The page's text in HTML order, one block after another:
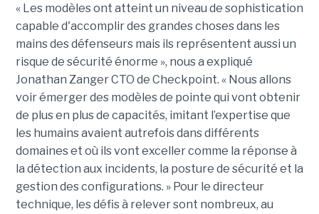
« Les modèles ont atteint un niveau de sophistication
capable d'accomplir des grandes choses dans les
mains des défenseurs mais ils représentent aussi un
risque de sécurité énorme », nous a expliqué
Jonathan Zanger CTO de Checkpoint. « Nous allons
voir émerger des modèles de pointe qui vont obtenir
de plus en plus de capacités, imitant l’expertise que
les humains avaient autrefois dans différents
domaines et où ils vont exceller comme la réponse à
la détection aux incidents, la posture de sécurité et la
gestion des configurations. » Pour le directeur
technique, les défis à relever sont nombreux, au